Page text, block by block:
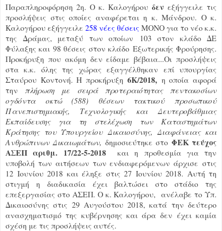
Παραπληροφόρηση 2η. Ο κ. Καλογήρου δεν εξήγγειλε τις
προσλήψεις στις οποίες αναφέρεται η κ. Μάνδρου. Ο κ.
Καλογήρου εξήγγειλε 258 νέες θέσεις ΜΟΝΟ για το νέο κ.κ.
της Δράμας, μεταξύ των οποίων
103 στον κλάδο ΔΕ
Φύλαξης και 98 θέσεις στον κλάδο Εξωτερικής Φρούρησης.
Προκήρυξη που ακόμη δεν είδαμε βέβαια...Οι προσλήψεις
στα κ.κ. όλης της χώρας εξαγγέλθηκαν επί υπουργίας
Σταύρου Κοντονή. Η προκήρυξη 6Κ/2018,η οποία αφορά
την πλήρωση με σειρά προτεραιότητας πεντακοσίων
ογδόντα οκτώ (588) θέσεων τακτικού προσωπικού
Πανεπιστημιακής, Τεχνολογικής και Δευτεροβάθμιας
Εκπαίδευσης για τη στελέχωση των Καταστημάτων
Κράτησης του Υπουργείου Δικαιοσύνης, Διαφάνειας και
Ανθρώπινων Δικαιωμάτων, δημοσιεύτηκε στο ΦΕΚ τεύχος
ΑΣΕΠ αριθμ. 17/22-5-2018και η προθεσμία για την
υποβολή των αιτήσεων των ενδιαφερόμενων άρχισε στις
12 Ιουνίου 2018 και έληξε στις 27 Ιουνίου 2018. Αυτή τη
στιγμή η διαδικασία έχει βαλτώσει στο στάδιο της
επεξεργασίας στο ΑΣΕΠ. Ο κ. Καλογήρου, ανέλαβε το Υπ.
Δικαιοσύνης στις 29 Αυγούστου 2018, κατά την δεύτερο
ανασχηματισμό της κυβέρνησης και άρα δεν έχει καμία
σχέση με τις προσλήψεις αυτές.